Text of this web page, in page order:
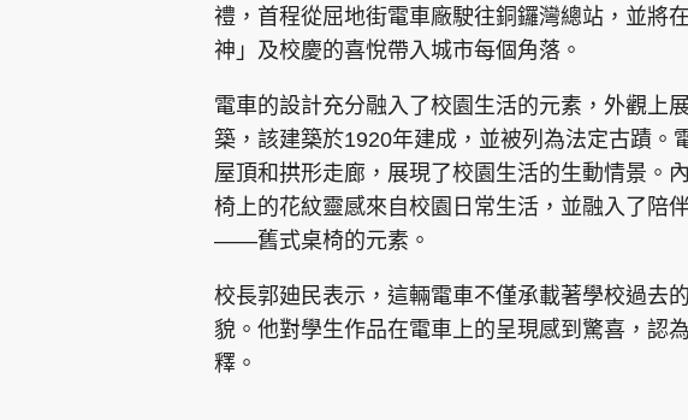
關於我們 聯絡我們 隱私政策聲明 使用條款 版權及免責聲明
禮，首程從屈地街電車廠駛往銅鑼灣總站，並將
神」及校慶的喜悅帶入城市每個角落。
電車的設計充分融入了校園生活的元素，外觀上
築，該建築於1920年建成，並被列為法定古蹟。
屋頂和拱形走廊，展現了校園生活的生動情景。
椅上的花紋靈感來自校園日常生活，並融入了陪
——舊式桌椅的元素。
校長郭廸民表示，這輛電車不僅承載著學校過去
貌。他對學生作品在電車上的呈現感到驚喜，認
釋。